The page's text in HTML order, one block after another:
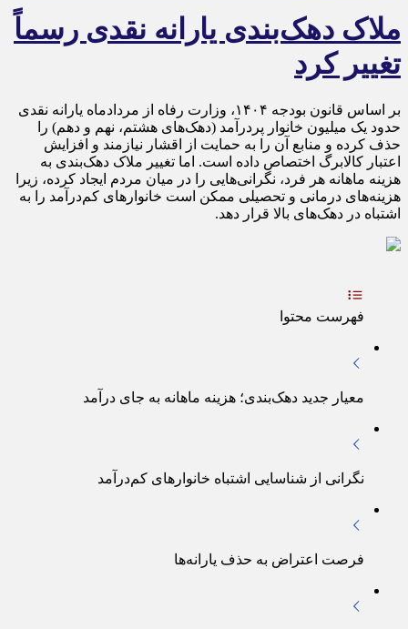
ملاک دهک‌بندی یارانه نقدی رسماً
تغییر کرد
بر اساس قانون بودجه ۱۴۰۴، وزارت رفاه از مردادماه یارانه نقدی
حدود یک میلیون خانوار پردرآمد (دهک‌های هشتم، نهم و دهم) را
حذف کرده و منابع آن را به حمایت از اقشار نیازمند و افزایش
اعتبار کالابرگ اختصاص داده است. اما تغییر ملاک دهک‌بندی به
هزینه ماهانه هر فرد، نگرانی‌هایی را در میان مردم ایجاد کرده، زیرا
هزینه‌های درمانی و تحصیلی ممکن است خانوارهای کم‌درآمد را به
اشتباه در دهک‌های بالا قرار دهد.
فهرست محتوا
معیار جدید دهک‌بندی؛ هزینه ماهانه به جای درآمد
نگرانی از شناسایی اشتباه خانوارهای کم‌درآمد
فرصت اعتراض به حذف یارانه‌ها